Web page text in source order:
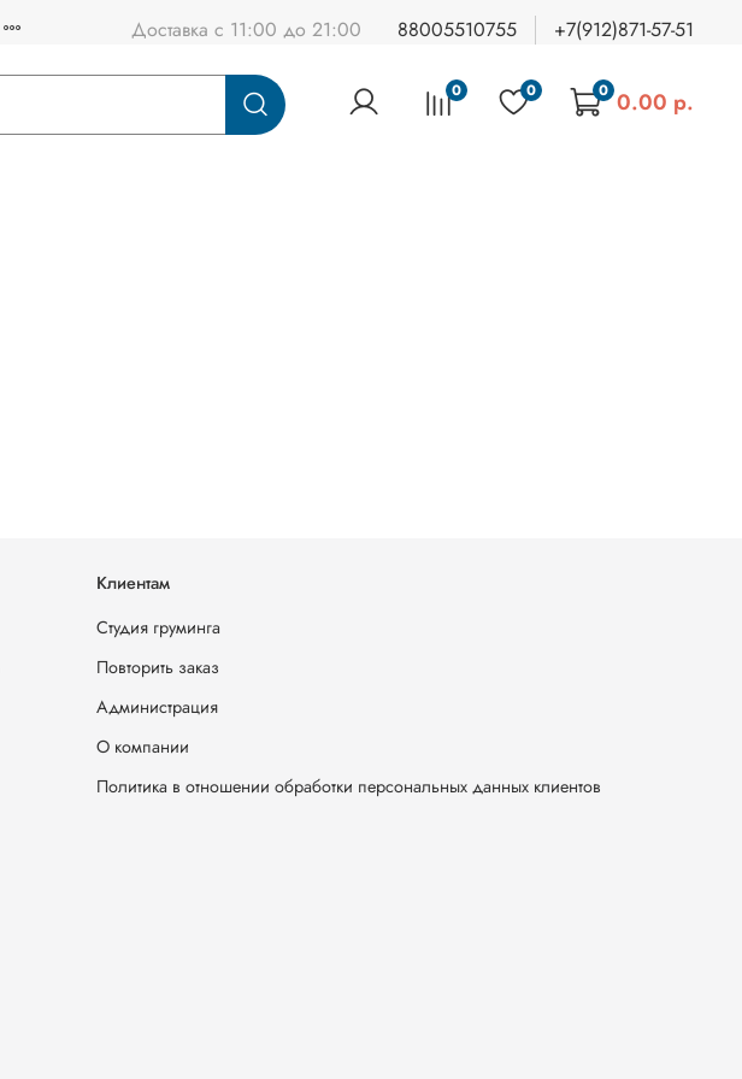
Доставка с 11:00 до 21:00 88005510755 +7(912)871-57-51
0 0 0 0.00 р.
Клиентам
Студия груминга
Повторить заказ
Администрация
О компании
Политика в отношении обработки персональных данных клиентов